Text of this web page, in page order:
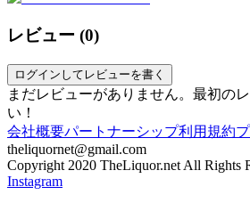
レビュー (0)
ログインしてレビューを書く
まだレビューがありません。最初の
い！
会社概要パートナーシップ利用規約
theliquornet@gmail.com
Copyright 2020 TheLiquor.net All Rights
Instagram